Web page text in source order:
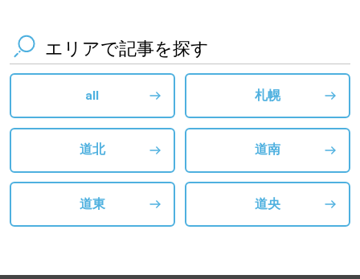
エリアで記事を探す
all 札幌
道北 道南
道東 道央